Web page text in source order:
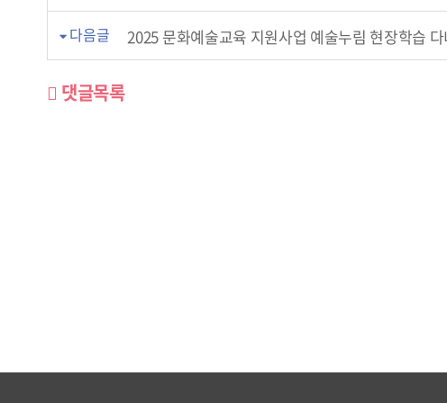
다음글 2025 문화예술교육 지원사업 예술누림 현장학습
댓글목록